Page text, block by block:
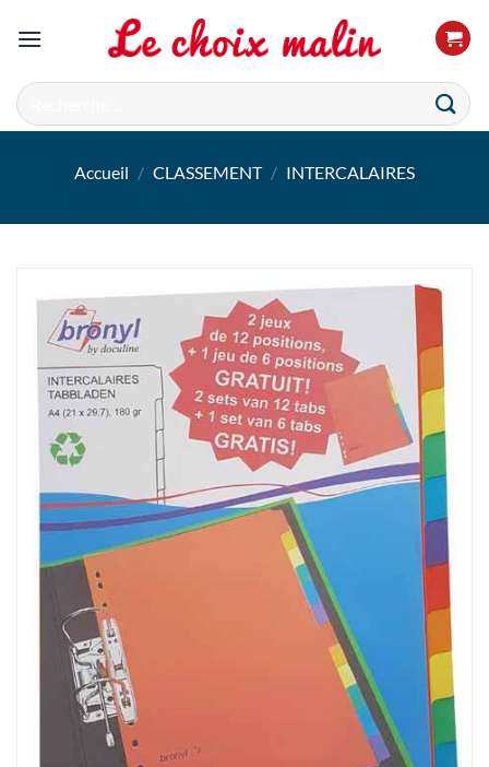
Recherche
pour :
Accueil / CLASSEMENT / INTERCALAIRES